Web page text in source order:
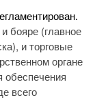
и бояре(главное
и торговые
органе
всего